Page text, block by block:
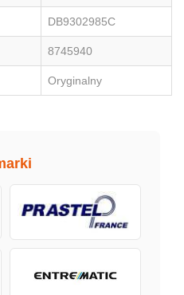
DB9302985C
8745940
Oryginalny